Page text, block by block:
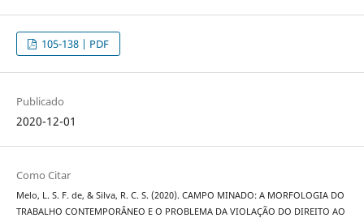
105-138 | PDF
Publicado
2020-12-01
Como Citar
Melo, L. S. F. de, & Silva, R. C. S. (2020). CAMPO MINADO: A MORFOLOGIA DO
TRABALHO CONTEMPORÂNEO E O PROBLEMA DA VIOLAÇÃO DO DIREITO AO